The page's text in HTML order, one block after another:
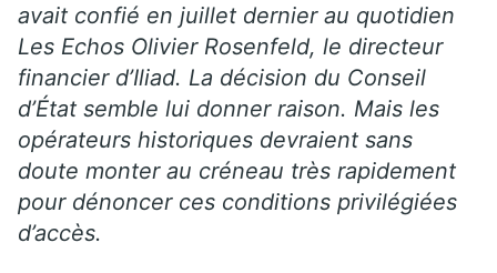
avait confié en juillet dernier au quotidien
Les Echos Olivier Rosenfeld, le directeur
financier d’Iliad. La décision du Conseil
d’État semble lui donner raison. Mais les
opérateurs historiques devraient sans
doute monter au créneau très rapidement
pour dénoncer ces conditions privilégiées
d’accès.